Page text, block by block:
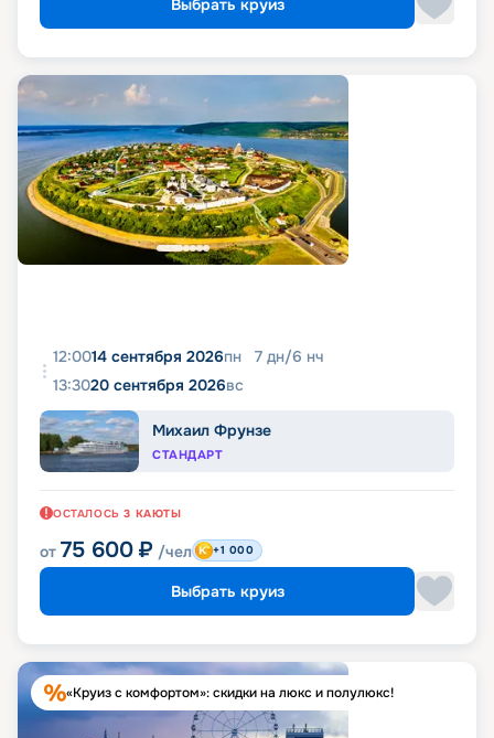
Выбрать круиз
12:0014 сентября 2026пн 7 дн/6 нч
13:3020 сентября 2026вс
Михаил Фрунзе
СТАНДАРТ
ОСТАЛОСЬ 3 КАЮТЫ
от 75 600 ₽ /чел +1 000
Выбрать круиз
«Круиз с комфортом»: скидки на люкс и полулюкс!